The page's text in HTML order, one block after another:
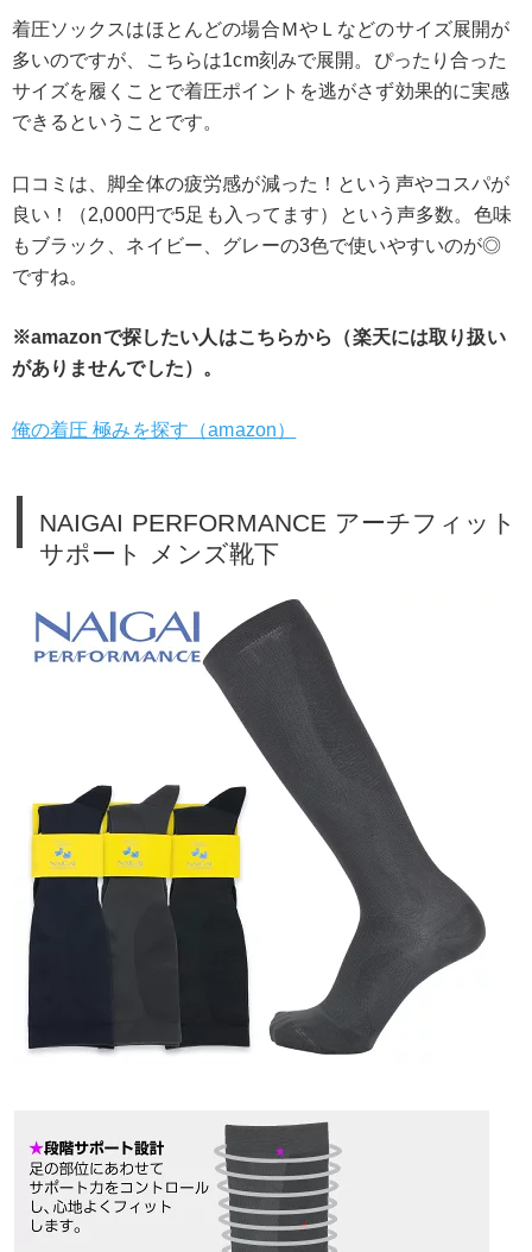
着圧ソックスはほとんどの場合ＭやＬなどのサイズ展開が
多いのですが、こちらは1cm刻みで展開。ぴったり合った
サイズを履くことで着圧ポイントを逃がさず効果的に実感
できるということです。
口コミは、脚全体の疲労感が減った！という声やコスパが
良い！（2,000円で5足も入ってます）という声多数。色味
もブラック、ネイビー、グレーの3色で使いやすいのが◎
ですね。
※amazonで探したい人はこちらから（楽天には取り扱い
がありませんでした）。
俺の着圧 極みを探す（amazon）
NAIGAI PERFORMANCE アーチフィット
サポート メンズ靴下